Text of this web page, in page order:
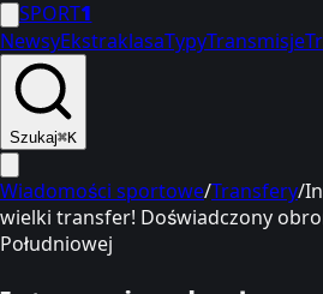
SPORT1
NewsyEkstraklasaTypyTransmisje
Szukaj⌘K
Wiadomości sportowe/Transfery/
wielki transfer! Doświadczony
Południowej